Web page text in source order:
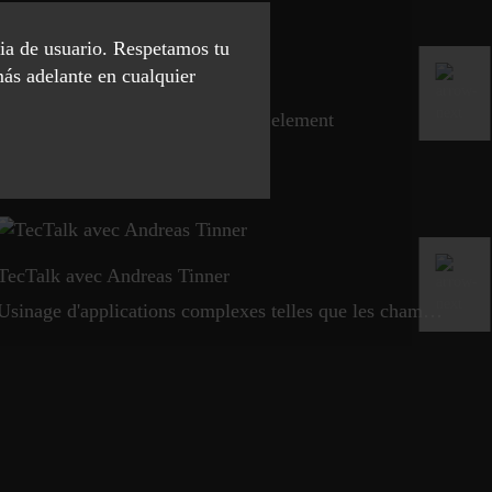
051
5 axis machining of turbine stator element
avec Andreas Tinner
de usuario. Respetamos tu
adelante en cualquier